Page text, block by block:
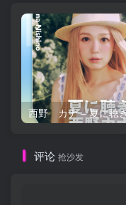
评论 抢沙发